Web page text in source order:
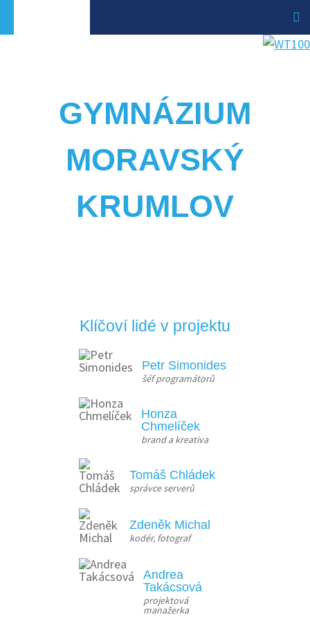
GYMNÁZIUM
MORAVSKÝ
KRUMLOV
Klíčoví lidé v projektu
Petr Simonides
šéf programátorů
Honza
Chmelíček
brand a kreativa
Tomáš Chládek
správce serverů
Zdeněk Michal
kodér, fotograf
Andrea
Takácsová
projektová
manažerka